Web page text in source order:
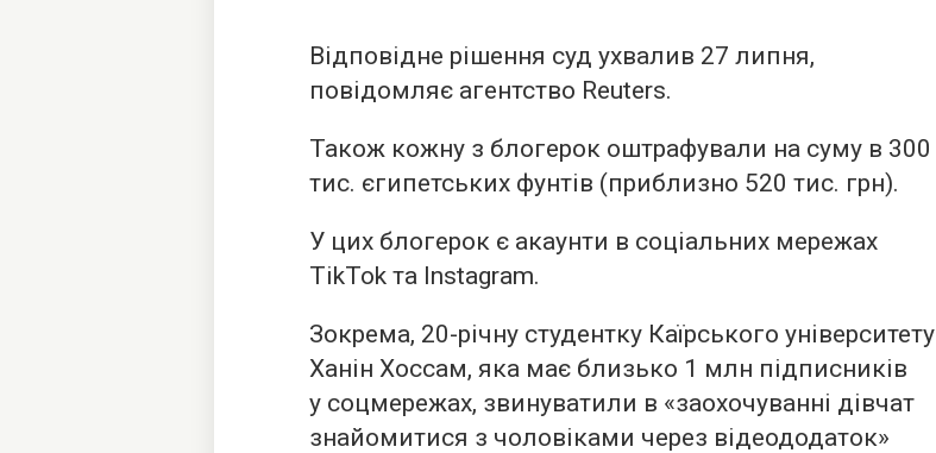
Відповідне рішення суд ухвалив 27 липня,
повідомляє агентство Reuters.
Також кожну з блогерок оштрафували на суму в 300
тис. єгипетських фунтів (приблизно 520 тис. грн).
У цих блогерок є акаунти в соціальних мережах
TikTok та Instagram.
Зокрема, 20-річну студентку Каїрського університету
Ханін Хоссам, яка має близько 1 млн підписників
у соцмережах, звинуватили в «заохочуванні дівчат
знайомитися з чоловіками через відеододаток»